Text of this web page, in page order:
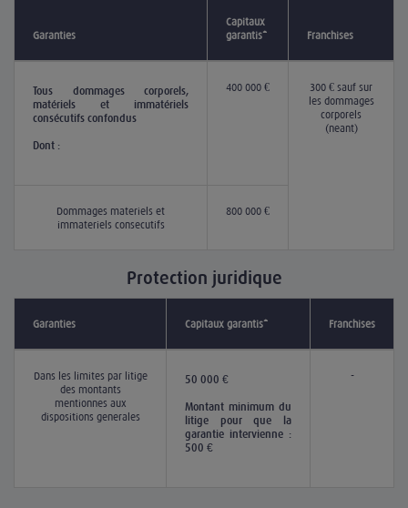
Garanties
Capitaux
garantis*
Franchises
Tous dommages corporels,
matériels et immatériels
consécutifs confondus
Dont :
400 000 €
300 € sauf sur
les dommages
corporels
(néant)
Dommages matériels et
immatériels consécutifs
800 000 €
Protection juridique
Garanties Capitaux garantis* Franchises
Dans les limites par litige
des montants
mentionnés aux
dispositions générales
50 000 €
Montant minimum du
litige pour que la
garantie intervienne :
500 €
-